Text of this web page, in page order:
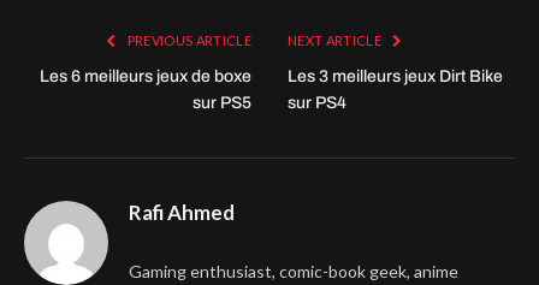
PREVIOUS ARTICLE
Les 6 meilleurs jeux de boxe
sur PS5
NEXT ARTICLE
Les 3 meilleurs jeux Dirt Bike
sur PS4
Rafi Ahmed
Gaming enthusiast, comic-book geek, anime